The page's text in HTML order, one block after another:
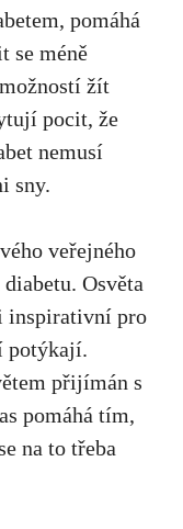
pomáhá
se méně
žít‍
pocit, že​
​nemusí
sny.
veřejného
Osvěta
inspirativní⁣ pro
potýkají.
přijímán s
pomáhá tím,
na⁢ to ⁢třeba